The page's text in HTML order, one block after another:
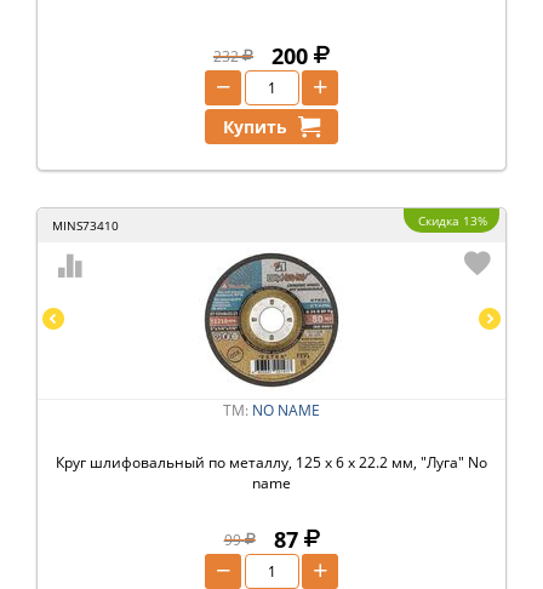
232 200
+
−
Купить
MINS73410 Скидка 13%
ТМ: NO NAME
Круг шлифовальный по металлу, 125 х 6 х 22.2 мм, "Луга" No
name
99 87
+
−